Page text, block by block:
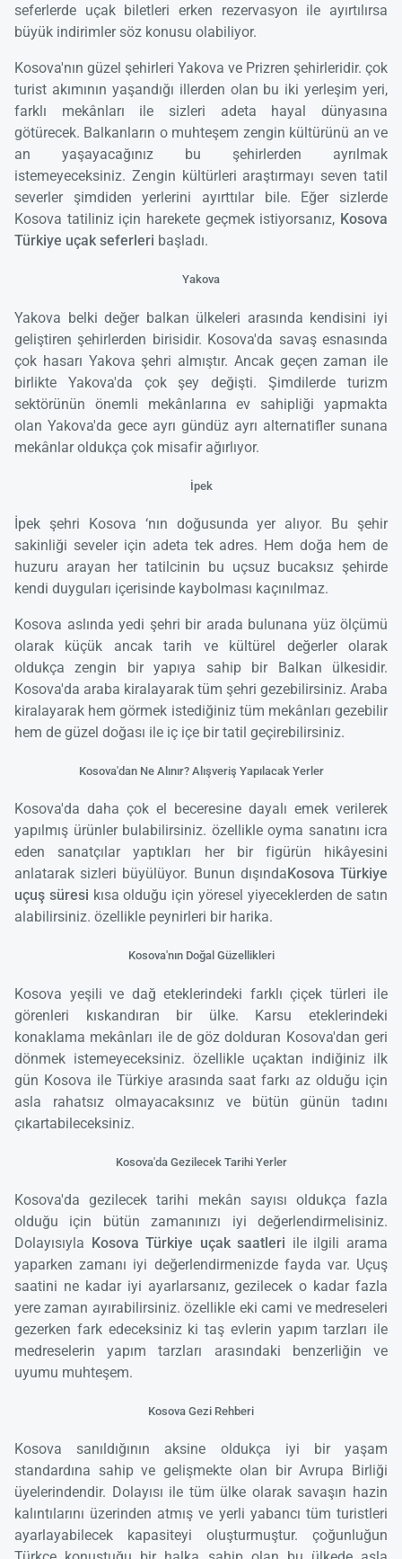
seferlerde uçak biletleri erken rezervasyon ile ayırtılırsa
büyük indirimler söz konusu olabiliyor.
Kosova'nın güzel şehirleri Yakova ve Prizren şehirleridir. çok
turist akımının yaşandığı illerden olan bu iki yerleşim yeri,
farklı mekânları ile sizleri adeta hayal dünyasına
götürecek. Balkanların o muhteşem zengin kültürünü an ve
an yaşayacağınız bu şehirlerden ayrılmak
istemeyeceksiniz. Zengin kültürleri araştırmayı seven tatil
severler şimdiden yerlerini ayırttılar bile. Eğer sizlerde
Kosova tatiliniz için harekete geçmek istiyorsanız, Kosova
Türkiye uçak seferleri başladı.
Yakova
Yakova belki değer balkan ülkeleri arasında kendisini iyi
geliştiren şehirlerden birisidir. Kosova'da savaş esnasında
çok hasarı Yakova şehri almıştır. Ancak geçen zaman ile
birlikte Yakova'da çok şey değişti. Şimdilerde turizm
sektörünün önemli mekânlarına ev sahipliği yapmakta
olan Yakova'da gece ayrı gündüz ayrı alternatifler sunana
mekânlar oldukça çok misafir ağırlıyor.
İpek
İpek şehri Kosova ‘nın doğusunda yer alıyor. Bu şehir
sakinliği seveler için adeta tek adres. Hem doğa hem de
huzuru arayan her tatilcinin bu uçsuz bucaksız şehirde
kendi duyguları içerisinde kaybolması kaçınılmaz.
Kosova aslında yedi şehri bir arada bulunana yüz ölçümü
olarak küçük ancak tarih ve kültürel değerler olarak
oldukça zengin bir yapıya sahip bir Balkan ülkesidir.
Kosova'da araba kiralayarak tüm şehri gezebilirsiniz. Araba
kiralayarak hem görmek istediğiniz tüm mekânları gezebilir
hem de güzel doğası ile iç içe bir tatil geçirebilirsiniz.
Kosova'dan Ne Alınır? Alışveriş Yapılacak Yerler
Kosova'da daha çok el beceresine dayalı emek verilerek
yapılmış ürünler bulabilirsiniz. özellikle oyma sanatını icra
eden sanatçılar yaptıkları her bir figürün hikâyesini
anlatarak sizleri büyülüyor. Bunun dışında Kosova Türkiye
uçuş süresi kısa olduğu için yöresel yiyeceklerden de satın
alabilirsiniz. özellikle peynirleri bir harika.
Kosova'nın Doğal Güzellikleri
Kosova yeşili ve dağ eteklerindeki farklı çiçek türleri ile
görenleri kıskandıran bir ülke. Karsu eteklerindeki
konaklama mekânları ile de göz dolduran Kosova'dan geri
dönmek istemeyeceksiniz. özellikle uçaktan indiğiniz ilk
gün Kosova ile Türkiye arasında saat farkı az olduğu için
asla rahatsız olmayacaksınız ve bütün günün tadını
çıkartabileceksiniz.
Kosova'da Gezilecek Tarihi Yerler
Kosova'da gezilecek tarihi mekân sayısı oldukça fazla
olduğu için bütün zamanınızı iyi değerlendirmelisiniz.
Dolayısıyla Kosova Türkiye uçak saatleri ile ilgili arama
yaparken zamanı iyi değerlendirmenizde fayda var. Uçuş
saatini ne kadar iyi ayarlarsanız, gezilecek o kadar fazla
yere zaman ayırabilirsiniz. özellikle eki cami ve medreseleri
gezerken fark edeceksiniz ki taş evlerin yapım tarzları ile
medreselerin yapım tarzları arasındaki benzerliğin ve
uyumu muhteşem.
Kosova Gezi Rehberi
Kosova sanıldığının aksine oldukça iyi bir yaşam
standardına sahip ve gelişmekte olan bir Avrupa Birliği
üyelerindendir. Dolayısı ile tüm ülke olarak savaşın hazin
kalıntılarını üzerinden atmış ve yerli yabancı tüm turistleri
ayarlayabilecek kapasiteyi oluşturmuştur. çoğunluğun